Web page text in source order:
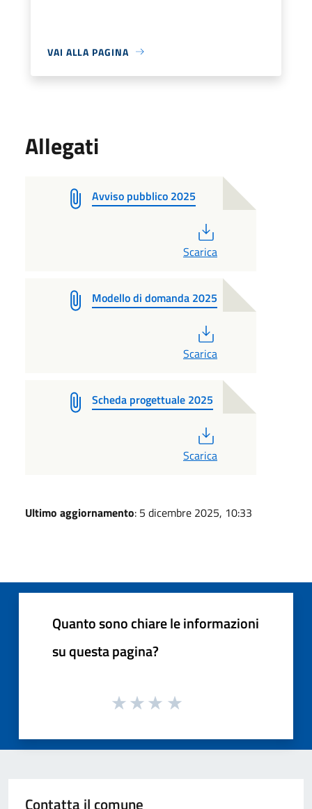
VAI ALLA PAGINA
Allegati
Avviso pubblico 2025
Scarica
Modello di domanda 2025
Scarica
Scheda progettuale 2025
Scarica
Ultimo aggiornamento: 5 dicembre 2025, 10:33
Quanto sono chiare le informazioni
su questa pagina?
Contatta il comune